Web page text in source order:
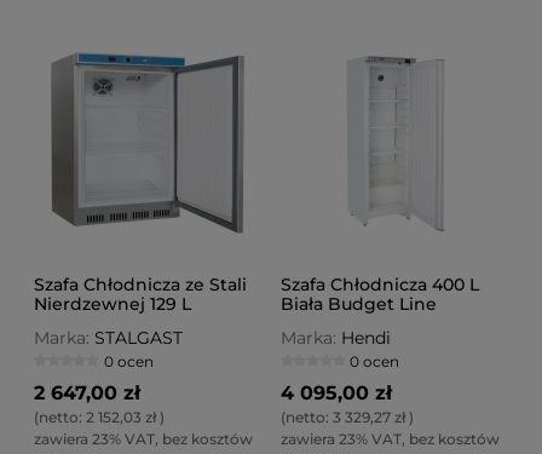
Szafa Chłodnicza ze Stali
Nierdzewnej 129 L
Marka: STALGAST
0 ocen
2 647,00 zł
(netto: 2 152,03 zł)
zawiera 23% VAT, bez kosztów
Szafa Chłodnicza 400 L
Biała Budget Line
Marka: Hendi
0 ocen
4 095,00 zł
(netto: 3 329,27 zł)
zawiera 23% VAT, bez kosztów